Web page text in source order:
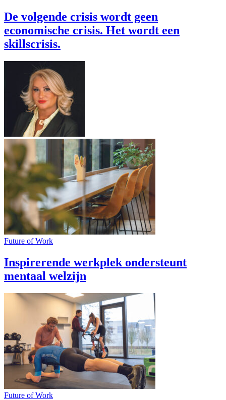
De volgende crisis wordt geen
economische crisis. Het wordt een
skillscrisis.
Future of Work
Inspirerende werkplek ondersteunt
mentaal welzijn
Future of Work